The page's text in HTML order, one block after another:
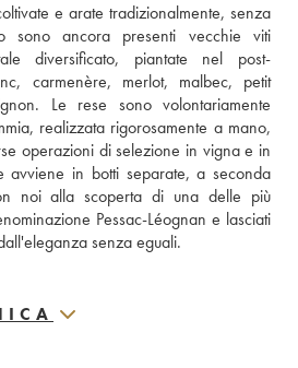
e arate tradizionalmente, senza
sono ancora presenti vecchie viti
diversificato, piantate nel post-
carmenère, merlot, malbec, petit
Le rese sono volontariamente
realizzata rigorosamente a mano,
operazioni di selezione in vigna e in
avviene in botti separate, a seconda
noi alla scoperta di una delle più
Pessac-Léognan e lasciati
senza eguali.